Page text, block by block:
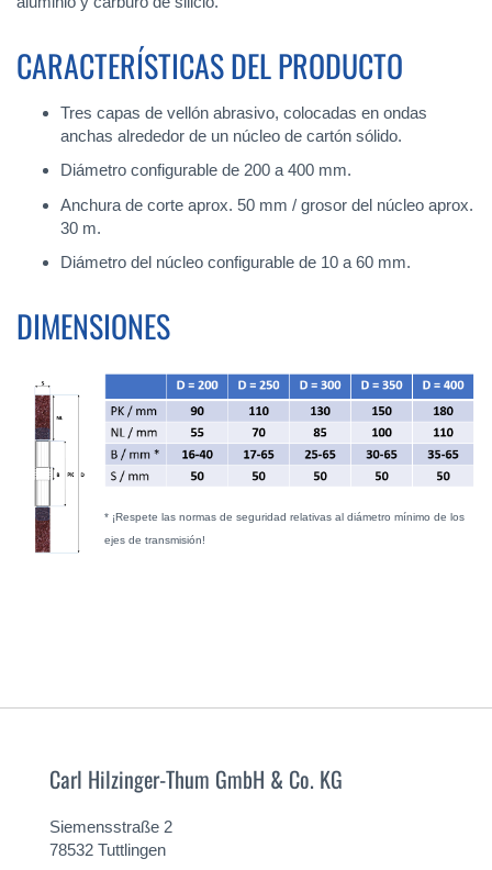
CARACTERÍSTICAS DEL PRODUCTO
Tres capas de vellón abrasivo, colocadas en ondas
anchas alrededor de un núcleo de cartón sólido.
Diámetro configurable de 200 a 400 mm.
Anchura de corte aprox. 50 mm / grosor del núcleo aprox.
30 m.
Diámetro del núcleo configurable de 10 a 60 mm.
DIMENSIONES
* ¡Respete las normas de seguridad relativas al diámetro mínimo de los
ejes de transmisión!
Carl Hilzinger-Thum GmbH & Co. KG
Siemensstraße 2
78532 Tuttlingen